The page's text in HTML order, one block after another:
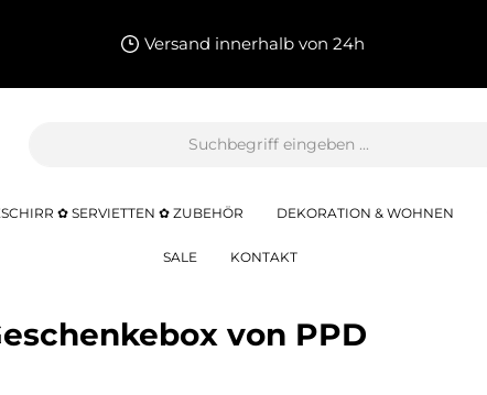
Versand innerhalb von 24h
✿ SERVIETTEN ✿ ZUBEHÖR DEKORATION & WOHNEN
SALE KONTAKT
von PPD